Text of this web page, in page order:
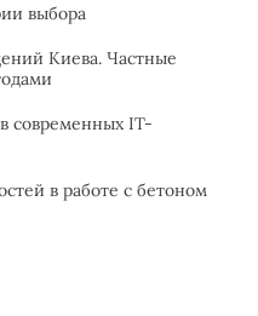
выбора
Киева. Частные
современных IT-
в работе с бетоном